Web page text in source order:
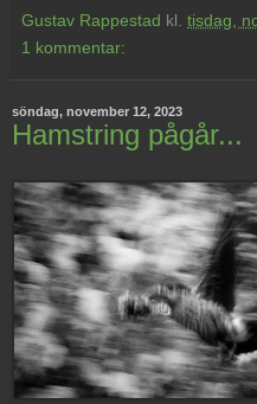
Gustav Rappestad kl. tisdag,
1 kommentar:
söndag, november 12, 2023
Hamstring pågår...